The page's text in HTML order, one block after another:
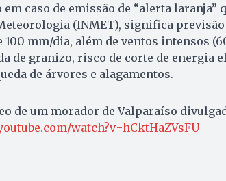
em caso de emissão de “alerta laranja”
(INMET), significa previsão
100 mm/dia, além de ventos intensos
de granizo, risco de corte de energia
de árvores e alagamentos.
de um morador de Valparaíso
watch?v=hCktHaZVsFU